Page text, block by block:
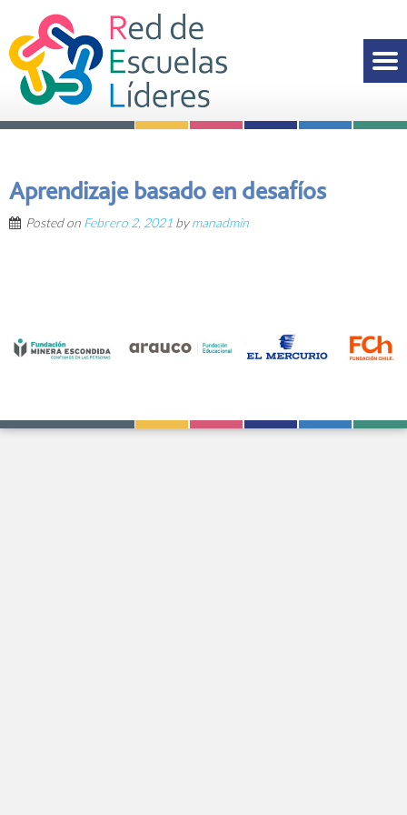
Aprendizaje basado en desafíos
Posted on Febrero 2, 2021 bymanadmin